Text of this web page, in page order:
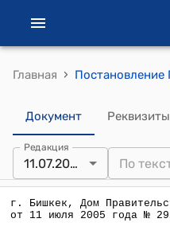
Главная ›
Документ Реквизиты
Редакция
11.07.2005